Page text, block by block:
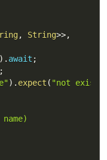
, String>>,
) . await ;
;
) . expect ( "not exists
name)